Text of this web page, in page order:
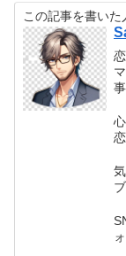
この記事を書いた